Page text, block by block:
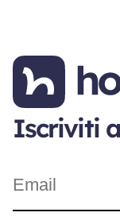
Iscriviti